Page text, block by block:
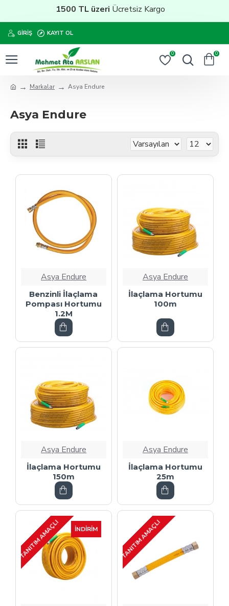
1500 TL üzeriÜcretsiz Kargo
GIRIŞ KAYIT OL
0 0
Markalar Asya Endure
Asya Endure
Asya Endure
Benzinli İlaçlama
Pompası Hortumu
1.2M
Asya Endure
İlaçlama Hortumu
100m
Asya Endure
İlaçlama Hortumu
150m
Asya Endure
İlaçlama Hortumu
25m
İNDIRIM
TANITIM AMAÇLI TANITIM AMAÇLI